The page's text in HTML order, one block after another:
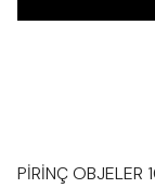
PİRİNÇ OBJELER